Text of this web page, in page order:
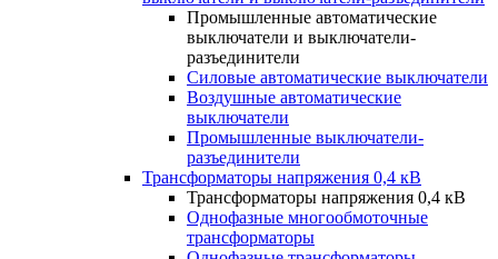
Промышленные автоматические
выключатели и выключатели-
разъединители
Силовые автоматические выключатели
Воздушные автоматические
выключатели
Промышленные выключатели-
разъединители
Трансформаторы напряжения 0,4 кВ
Трансформаторы напряжения 0,4 кВ
Однофазные многообмоточные
трансформаторы